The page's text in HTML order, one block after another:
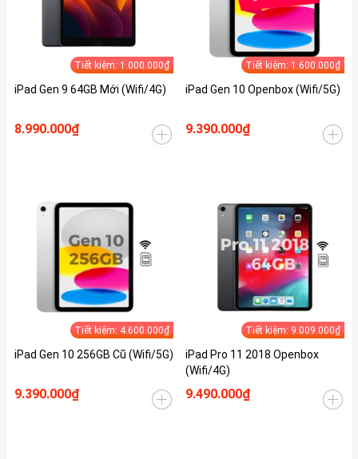
Tiết kiệm: 1.000.000₫
iPad Gen 9 64GB Mới (Wifi/4G)
8.990.000₫
Tiết kiệm: 1.600.000₫
iPad Gen 10 Openbox (Wifi/5G)
9.390.000₫
Tiết kiệm: 4.600.000₫
iPad Gen 10 256GB Cũ (Wifi/5G)
9.390.000₫
Tiết kiệm: 9.009.000₫
iPad Pro 11 2018 Openbox
(Wifi/4G)
9.490.000₫